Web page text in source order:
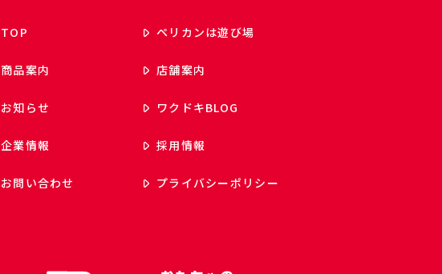
TOP ペリカンは遊び場
商品案内 店舗案内
お知らせ ワクドキBLOG
企業情報 採用情報
お問い合わせ プライバシーポリシー